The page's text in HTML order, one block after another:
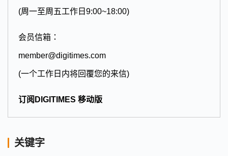
(周一至周五工作日9:00~18:00)
会员信箱：
member@digitimes.com
(一个工作日内将回覆您的来信)
订阅DIGITIMES 移动版
关键字